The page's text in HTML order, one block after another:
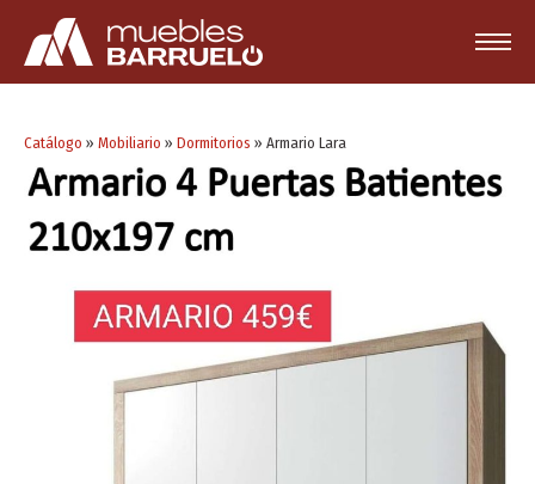
Catálogo » Mobiliario » Dormitorios » Armario Lara